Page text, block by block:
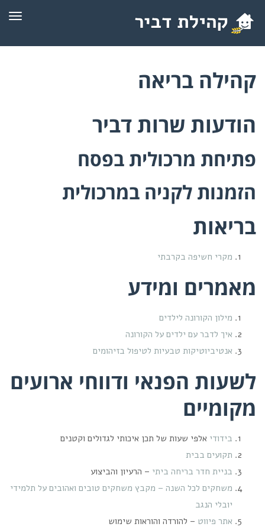
קהילה בריאה
הודעות שרות דביר
פתיחת מרכולית בפסח
הזמנות לקניה במרכולית
בריאות
מקרי חשיפה בקרבתי
מאמרים ומידע
מילון הקורונה לילדים
איך לדבר עם ילדים על הקורונה
אנטיביוטיקות טבעיות לטיפול בזיהומים
לשעות הפנאי ודווחי ארועים
מקומיים
בידודי אלפי שעות של תכן איכותי לגדולים וקטנים
תקועים בבית
בניית חדר בריחה ביתי – הרעיון והביצוע
משחקים לכל השנה – מקבץ משחקים טובים ואהובים על תלמידי
יובלי הנגב
אתר פיווט – להורדה והוראות שימוש